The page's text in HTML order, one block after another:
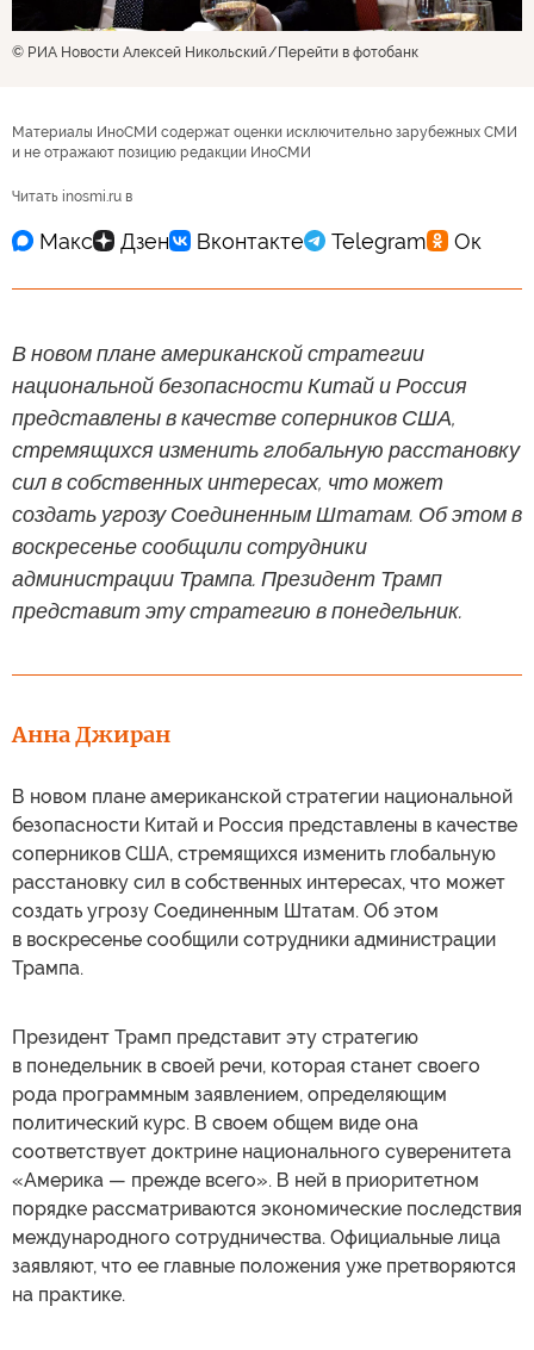
© РИА Новости Алексей Никольский Перейти в фотобанк
Материалы ИноСМИ содержат оценки исключительно зарубежных СМИ
и не отражают позицию редакции ИноСМИ
Читать inosmi.ru в
В новом плане американской стратегии
национальной безопасности Китай и Россия
представлены в качестве соперников США,
стремящихся изменить глобальную расстановку
сил в собственных интересах, что может
создать угрозу Соединенным Штатам. Об этом в
воскресенье сообщили сотрудники
администрации Трампа. Президент Трамп
представит эту стратегию в понедельник.
Анна Джиран
В новом плане американской стратегии национальной
безопасности Китай и Россия представлены в качестве
соперников США, стремящихся изменить глобальную
расстановку сил в собственных интересах, что может
создать угрозу Соединенным Штатам. Об этом
в воскресенье сообщили сотрудники администрации
Трампа.
Президент Трамп представит эту стратегию
в понедельник в своей речи, которая станет своего
рода программным заявлением, определяющим
политический курс. В своем общем виде она
соответствует доктрине национального суверенитета
«Америка — прежде всего». В ней в приоритетном
порядке рассматриваются экономические последствия
международного сотрудничества. Официальные лица
заявляют, что ее главные положения уже претворяются
на практике.